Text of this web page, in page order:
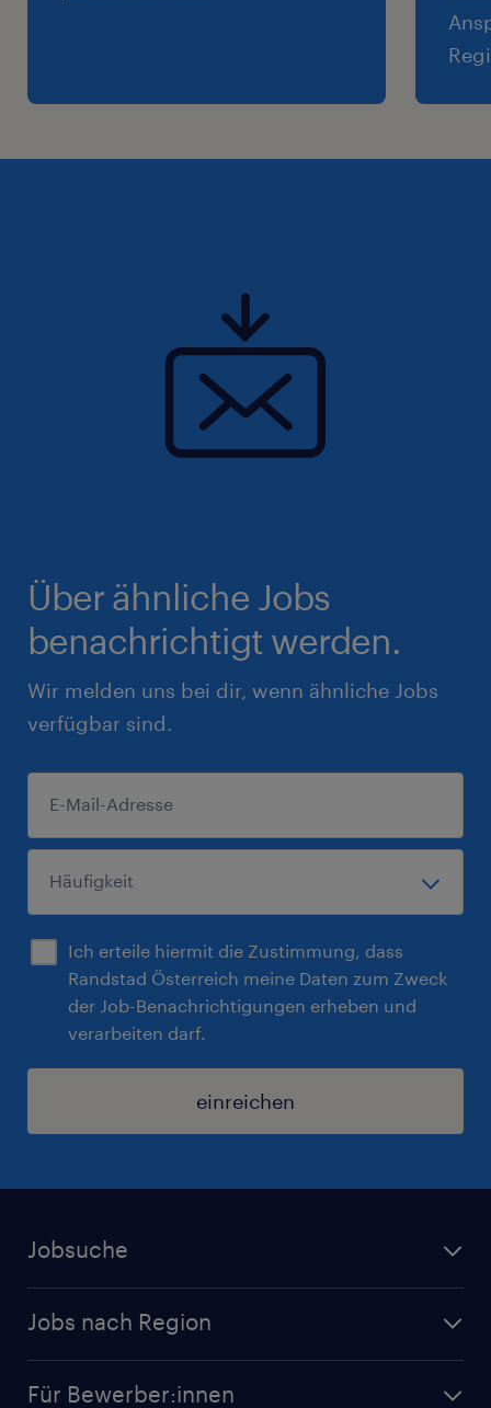
Über ähnliche Jobs
benachrichtigt werden.
Wir melden uns bei dir, wenn ähnliche Jobs
verfügbar sind.
Ich erteile hiermit die Zustimmung, dass
Randstad Österreich meine Daten zum Zweck
der Job-Benachrichtigungen erheben und
verarbeiten darf.
einreichen
Jobsuche
Initiativbewerbung
Jobs nach Region
Für Bewerber:innen